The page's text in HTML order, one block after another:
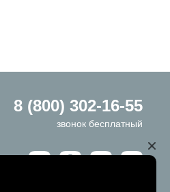
8 (800) 302-16-55
звонок бесплатный